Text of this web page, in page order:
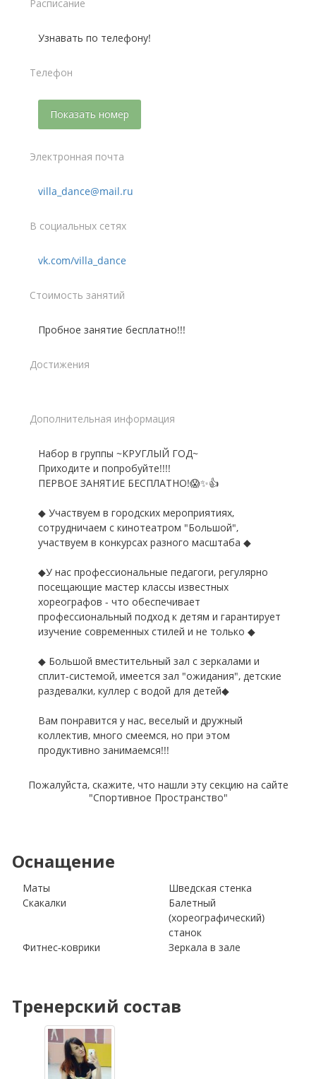
Расписание
Узнавать по телефону!
Телефон
Показать номер
Электронная почта
villa_dance@mail.ru
В социальных сетях
vk.com/villa_dance
Стоимость занятий
Пробное занятие бесплатно!!!
Достижения
Дополнительная информация
Набор в группы ~КРУГЛЫЙ ГОД~
Приходите и попробуйте!!!!
ПЕРВОЕ ЗАНЯТИЕ БЕСПЛАТНО!😱✨👍
◆ Участвуем в городских мероприятиях,
сотрудничаем с кинотеатром "Большой",
участвуем в конкурсах разного масштаба ◆
◆У нас профессиональные педагоги, регулярно
посещающие мастер классы известных
хореографов - что обеспечивает
профессиональный подход к детям и гарантирует
изучение современных стилей и не только ◆
◆ Большой вместительный зал с зеркалами и
сплит-системой, имеется зал "ожидания", детские
раздевалки, куллер с водой для детей◆
Вам понравится у нас, веселый и дружный
коллектив, много смеемся, но при этом
продуктивно занимаемся!!!
Пожалуйста, скажите, что нашли эту секцию на сайте
"Спортивное Пространство"
Оснащение
Маты
Шведская стенка
Скакалки
Балетный
(хореографический)
станок
Фитнес-коврики
Зеркала в зале
Тренерский состав